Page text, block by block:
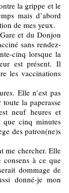
la grippe et le
mais d’abord
de mes yeux.
et du Donjon
sans rendez-
cinq lorsque la
est présent. Il
les vaccinations
Elle n’est pas
la paperasse
neuf heures et
que cinq minutes
des patron(ne)s
me chercher. Elle
consens à ce que
dommage de
donné-je mon